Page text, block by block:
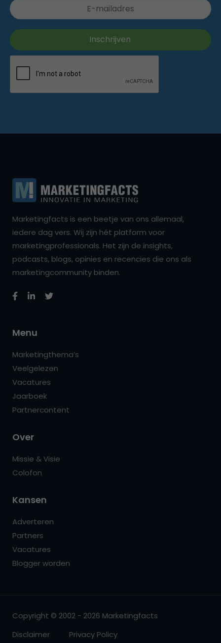
Marketingfacts is een beetje van ons allemaal,
iedere dag vers. Wij zijn hét platform voor
marketingprofessionals. Het zijn de insights,
podcasts, blogs, opinies en recencies die ons als
marketingcommunity binden.
Menu
Marketingthema’s
Veelgelezen
Vacatures
Jaarboek
Partnercontent
Over
Missie & Visie
Colofon
Kansen
Adverteren
Partners
Vacatures
Blogger worden
Copyright © 2002 - 2026 Marketingfacts
Disclaimer
Privacy Policy